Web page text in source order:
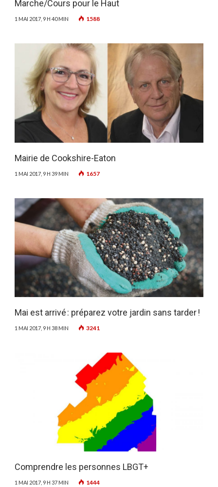
Marche/Cours pour le Haut
1 MAI 2017, 9 H 40 MIN 1588
Mairie de Cookshire-Eaton
1 MAI 2017, 9 H 39 MIN 1657
Mai est arrivé : préparez votre jardin sans tarder !
1 MAI 2017, 9 H 38 MIN 3241
Comprendre les personnes LBGT+
1 MAI 2017, 9 H 37 MIN 1444